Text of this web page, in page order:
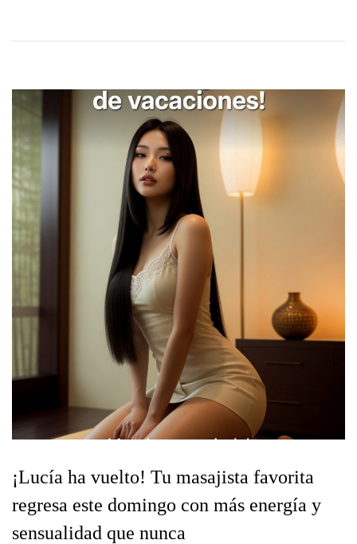
¡Lucía ha vuelto! Tu masajista favorita
regresa este domingo con más energía y
sensualidad que nunca